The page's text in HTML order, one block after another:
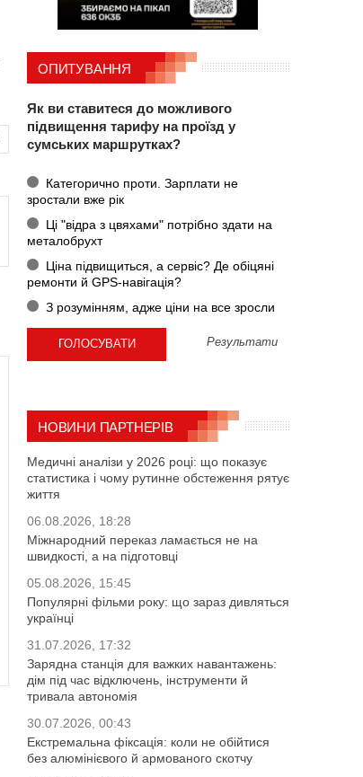
ОПИТУВАННЯ
Як ви ставитеся до можливого
підвищення тарифу на проїзд у
сумських маршрутках?
Категорично проти. Зарплати не
зростали вже рік
Ці "відра з цвяхами" потрібно здати на
металобрухт
Ціна підвищиться, а сервіс? Де обіцяні
ремонти й GPS-навігація?
З розумінням, адже ціни на все зросли
Результати
НОВИНИ ПАРТНЕРІВ
Медичні аналізи у 2026 році: що показує
статистика і чому рутинне обстеження рятує
життя
06.08.2026, 18:28
Міжнародний переказ ламається не на
швидкості, а на підготовці
05.08.2026, 15:45
Популярні фільми року: що зараз дивляться
українці
31.07.2026, 17:32
Зарядна станція для важких навантажень:
дім під час відключень, інструменти й
тривала автономія
30.07.2026, 00:43
Екстремальна фіксація: коли не обійтися
без алюмінієвого й армованого скотчу